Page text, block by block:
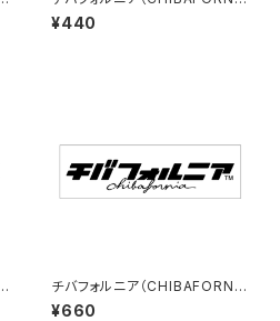
A）ステッカーD（White）
¥440
チバフォルニア（CHIBAFORNI
A）ステッカーE（大）（White）
¥660